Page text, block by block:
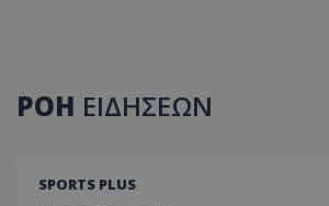
ΡΟΗ ΕΙΔΗΣΕΩΝ
SPORTS PLUS